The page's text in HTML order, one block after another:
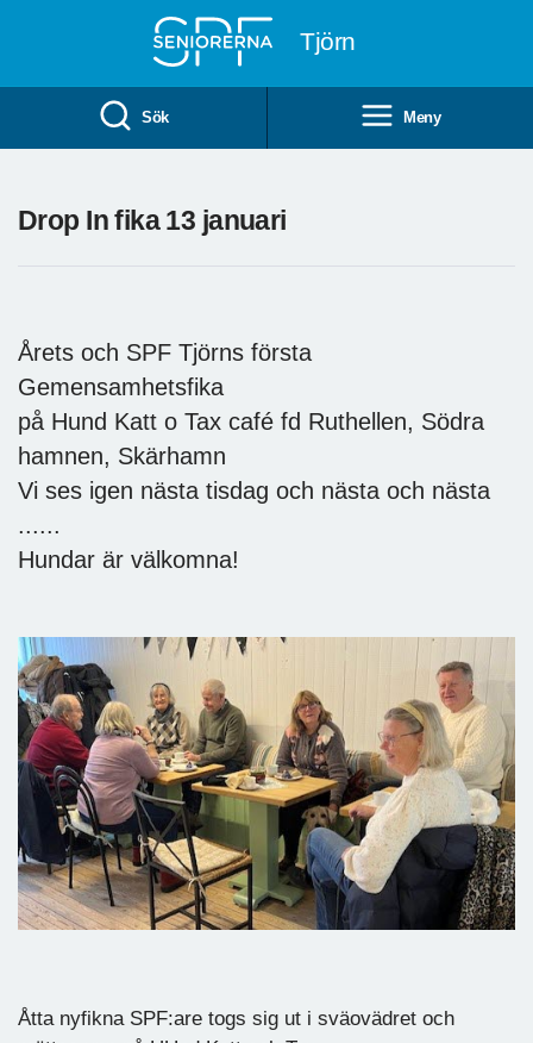
Tjörn
Sök Meny
Drop In fika 13 januari
Årets och SPF Tjörns första
Gemensamhetsfika
på Hund Katt o Tax café fd Ruthellen, Södra
hamnen, Skärhamn
Vi ses igen nästa tisdag och nästa och nästa
......
Hundar är välkomna!
Åtta nyfikna SPF:are togs sig ut i sväovädret och